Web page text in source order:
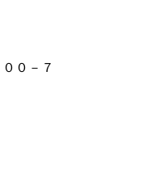
０－７